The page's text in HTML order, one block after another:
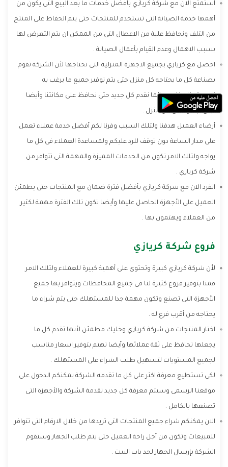
أستمتع الان مع شركة كريازي بأفضل خدمات ما بعد البيع التى يكون من
أهمها خدمة الصيانة التى تستخدم للمنتجات حتى يتم الحفاظ على المنتج
من التلف ونحافظ علية من الاعطال التى من الممكن ان يتم التعرض لها
بسبب الاهمال وعدم القيام بأعمال الصيانة .
احصل مع كريازي بجميع الاجهزة المنزلية التى تحتاجها لأن الشركة تقوم
بصناعة كل ما يحتاجه كل منزل حتى يتم توفير جميع ما يرغب به
المستهلك فنحن دائما نقدم كل جديد حتى نحافظ على مكانتنا وأيضا
تبقى أجهزتنا فى كل منزل .
أرضاء العميل هدفنا ولتلك السبب وفرنا لكم أفضل خدمة عملاء تعمل
على مدار الساعة دون توقف للرد عليكم ولمساعدة العملاء فى كل ما
يواجه ولتلك الامر تكون من الخدمات المميزة والمهمة التى تتوافر من
شركة كريازي .
انفرد الان مع شركة كريازي بأفضل فترة ضمان مع المنتجات حتى يطمئن
العميل على الأجهزة الحاصل عليها وأيضا تكون تلك الفترة مهمة لكثير
من العملاء ويهتمون بها .
فروع شركة كريازي
لأن شركة كريازي كبيرة وتحتوى على أهمية كبيرة للعملاء ولتلك الامر
قمنا بتوفير فروع كثيرة لنا فى جميع المحافظات ويتوافر بها جميع
الأجهزة التى تصنع وتكون مهمة جدا للمستهلك حتى يتم شراء ما
يحتاجه من أقرب فرع له .
اختار المنتجات من شركة كريازي وخليك مطمئن لأنها تقدم كل ما
يجعلها تحافظ على ثقة عملائها وأيضا تهتم بتوفير اسعار مناسب
لجميع المستويات لتسهيل طلب الشراء على المستهلك .
لكى تستطيع معرفة اكثر على كل ما تقدمه الشركة يمكنكم الدخول على
موقعنا الرسمى وسيتم معرفة كل جديد تقدمة الشركة والأجهزة التى
تصنعها بالكامل .
الان يمكنكم شراء جميع المنتجات التى تريدها من خلال الارقام التى تتوافر
للمبيعات وتكون من أجل راحة العميل حتى يتم طلب الجهاز وستقوم
الشركة بإرسال الجهاز لحد باب البيت .